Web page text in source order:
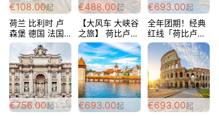
€108.00起
荷兰 比利时 卢
森堡 德国 法国
超爽玩遍西欧 循
环线 全程四星宾
馆 108欧/人/天
€488.00起
【大风车 大峡谷
之旅】 荷比卢德
法 巴黎上下 经
典五国四日游
488欧/人
€693.00起
全年团期！经典
红线「荷比卢德
法」七天循环 五
国 仅售99欧/人/
天！巴黎上下！
包拼房~
€756.00起 €693.00起 €693.00起